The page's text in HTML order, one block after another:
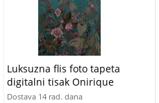
Luksuzna flis foto tapeta
digitalni tisak Onirique
OND22103 | 200 x 300 cm |
Dostava 14 rad. dana